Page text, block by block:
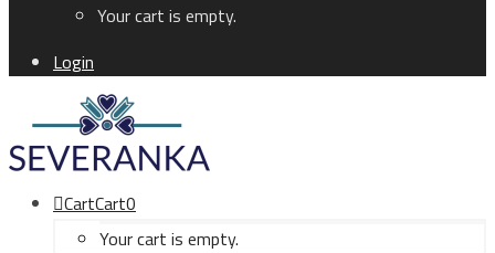
Your cart is empty.
Login
CartCart0
Your cart is empty.